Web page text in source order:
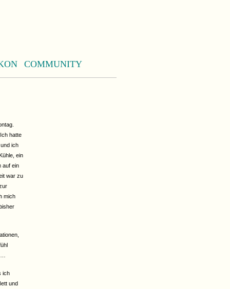
COMMUNITY
hatte
ich
ein
auf ein
war zu
mich
ich
und